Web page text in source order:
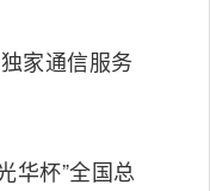
家通信服务
华杯”全国总